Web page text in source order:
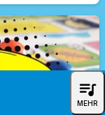
queue_music